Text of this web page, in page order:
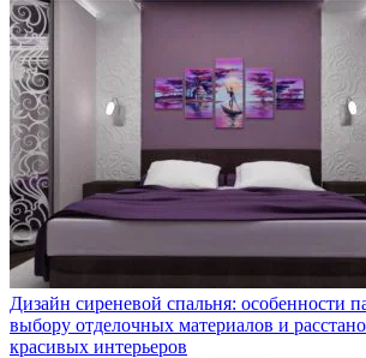
Дизайн сиреневой спальня: особенности
выбору отделочных материалов и
красивых интерьеров